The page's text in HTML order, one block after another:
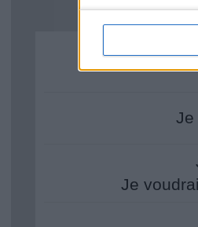
Votre
Je
Je